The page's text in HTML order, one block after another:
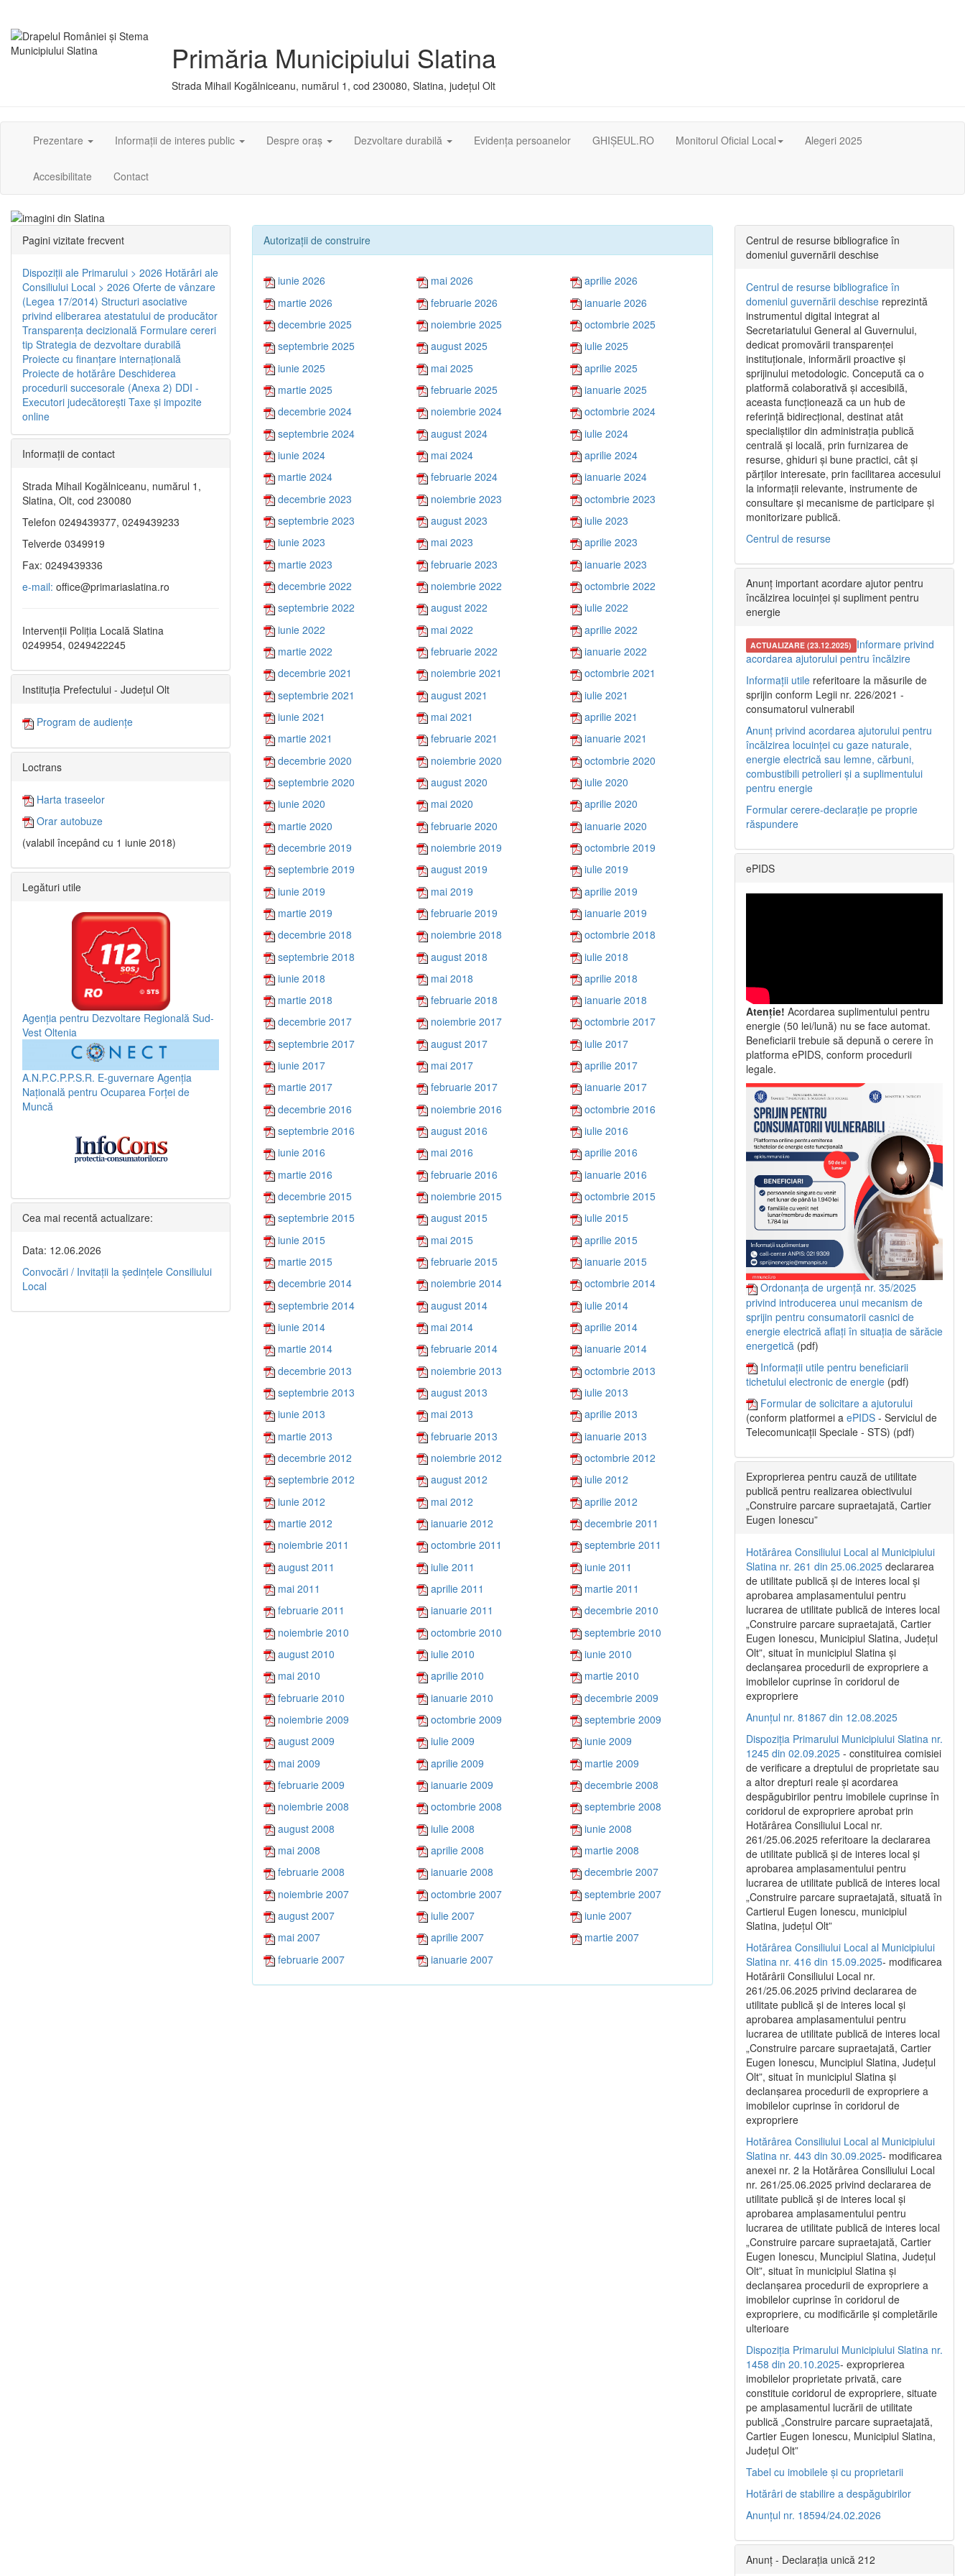
Primăria Municipiului Slatina
Strada Mihail Kogălniceanu, numărul 1, cod 230080, Slatina, județul Olt
Prezentare Informații de interes public Despre oraș Dezvoltare durabilă Evidența persoanelor GHIȘEUL.RO Monitorul Oficial Local Alegeri 2025
Accesibilitate Contact
Autorizaţii de construire
iunie 2026 mai 2026
aprilie 2026
martie 2026
februarie 2026
ianuarie 2026
decembrie 2025
noiembrie 2025
octombrie 2025
septembrie 2025
august 2025
iulie 2025
iunie 2025
mai 2025
aprilie 2025
martie 2025
februarie 2025
ianuarie 2025
decembrie 2024
noiembrie 2024
octombrie 2024
septembrie 2024
august 2024
iulie 2024
iunie 2024
mai 2024
aprilie 2024
martie 2024
februarie 2024
ianuarie 2024
decembrie 2023
noiembrie 2023
octombrie 2023
septembrie 2023
august 2023
iulie 2023
iunie 2023
mai 2023
aprilie 2023
martie 2023
februarie 2023
ianuarie 2023
decembrie 2022
noiembrie 2022
octombrie 2022
septembrie 2022
august 2022
iulie 2022
iunie 2022
mai 2022
aprilie 2022
martie 2022
februarie 2022
ianuarie 2022
decembrie 2021
noiembrie 2021
octombrie 2021
septembrie 2021
august 2021
iulie 2021
iunie 2021
mai 2021
aprilie 2021
martie 2021
februarie 2021
ianuarie 2021
decembrie 2020
noiembrie 2020
octombrie 2020
septembrie 2020
august 2020
iulie 2020
iunie 2020
mai 2020
aprilie 2020
martie 2020
februarie 2020
ianuarie 2020
decembrie 2019
noiembrie 2019
octombrie 2019
septembrie 2019
august 2019
iulie 2019
iunie 2019
mai 2019
aprilie 2019
martie 2019
februarie 2019
ianuarie 2019
decembrie 2018
noiembrie 2018
octombrie 2018
septembrie 2018
august 2018
iulie 2018
iunie 2018
mai 2018
aprilie 2018
martie 2018
februarie 2018
ianuarie 2018
decembrie 2017
noiembrie 2017
octombrie 2017
septembrie 2017
august 2017
iulie 2017
iunie 2017
mai 2017
aprilie 2017
martie 2017
februarie 2017
ianuarie 2017
decembrie 2016
noiembrie 2016
octombrie 2016
septembrie 2016
august 2016
iulie 2016
iunie 2016
mai 2016
aprilie 2016
martie 2016
februarie 2016
ianuarie 2016
decembrie 2015
noiembrie 2015
octombrie 2015
septembrie 2015
august 2015
iulie 2015
iunie 2015
mai 2015
aprilie 2015
martie 2015
februarie 2015
ianuarie 2015
decembrie 2014
noiembrie 2014
octombrie 2014
septembrie 2014
august 2014
iulie 2014
iunie 2014
mai 2014
aprilie 2014
martie 2014
februarie 2014
ianuarie 2014
decembrie 2013
noiembrie 2013
octombrie 2013
septembrie 2013
august 2013
iulie 2013
iunie 2013
mai 2013
aprilie 2013
martie 2013
februarie 2013
ianuarie 2013
decembrie 2012
noiembrie 2012
octombrie 2012
septembrie 2012
august 2012
iulie 2012
iunie 2012
mai 2012
aprilie 2012
martie 2012
ianuarie 2012
decembrie 2011
noiembrie 2011
octombrie 2011
septembrie 2011
august 2011
iulie 2011
iunie 2011
mai 2011
aprilie 2011
martie 2011
februarie 2011
ianuarie 2011
decembrie 2010
noiembrie 2010
octombrie 2010
septembrie 2010
august 2010
iulie 2010
iunie 2010
mai 2010
aprilie 2010
martie 2010
februarie 2010
ianuarie 2010
decembrie 2009
noiembrie 2009
octombrie 2009
septembrie 2009
august 2009
iulie 2009
iunie 2009
mai 2009
aprilie 2009
martie 2009
februarie 2009
ianuarie 2009
decembrie 2008
noiembrie 2008
octombrie 2008
septembrie 2008
august 2008
iulie 2008
iunie 2008
mai 2008
aprilie 2008
martie 2008
februarie 2008
ianuarie 2008
decembrie 2007
noiembrie 2007
octombrie 2007
septembrie 2007
august 2007
iulie 2007
iunie 2007
mai 2007
aprilie 2007
martie 2007
februarie 2007
ianuarie 2007
Pagini vizitate frecvent
Dispoziţii ale Primarului > 2026 Hotărâri ale
Consiliului Local > 2026 Oferte de vânzare
(Legea 17/2014) Structuri asociative
privind eliberarea atestatului de producător
Transparenţa decizională Formulare cereri
tip Strategia de dezvoltare durabilă
Proiecte cu finanţare internaţională
Proiecte de hotărâre Deschiderea
procedurii succesorale (Anexa 2) DDI -
Executori judecătorești Taxe şi impozite
online
Informaţii de contact
Strada Mihail Kogălniceanu, numărul 1,
Slatina, Olt, cod 230080
Telefon 0249439377, 0249439233
Telverde 0349919
Fax: 0249439336
e-mail: office@primariaslatina.ro
Intervenții Poliția Locală Slatina
0249954, 0249422245
Instituția Prefectului - Județul Olt
Program de audiențe
Loctrans
Harta traseelor
Orar autobuze
(valabil începând cu 1 iunie 2018)
Legături utile
Agenția pentru Dezvoltare Regională Sud-
Vest Oltenia
A.N.P.C.P.P.S.R. E-guvernare Agenția
Națională pentru Ocuparea Forței de
Muncă
Cea mai recentă actualizare:
Data: 12.06.2026
Convocări / Invitaţii la şedinţele Consiliului
Local
Centrul de resurse bibliografice în
domeniul guvernării deschise
Centrul de resurse bibliografice în
domeniul guvernării deschise reprezintă
instrumentul digital integrat al
Secretariatului General al Guvernului,
dedicat promovării transparenței
instituționale, informării proactive și
sprijinului metodologic. Concepută ca o
platformă colaborativă și accesibilă,
aceasta funcționează ca un hub de
referință bidirecțional, destinat atât
specialiștilor din administrația publică
centrală și locală, prin furnizarea de
resurse, ghiduri și bune practici, cât și
părților interesate, prin facilitarea accesului
la informații relevante, instrumente de
consultare și mecanisme de participare și
monitorizare publică.
Centrul de resurse
Anunț important acordare ajutor pentru
încălzirea locuinței și supliment pentru
energie
ACTUALIZARE (23.12.2025) Informare privind
acordarea ajutorului pentru încălzire
Informații utile referitoare la măsurile de
sprijin conform Legii nr. 226/2021 -
consumatorul vulnerabil
Anunț privind acordarea ajutorului pentru
încălzirea locuinței cu gaze naturale,
energie electrică sau lemne, cărbuni,
combustibili petrolieri și a suplimentului
pentru energie
Formular cerere-declarație pe proprie
răspundere
ePIDS
Atenție! Acordarea suplimentului pentru
energie (50 lei/lună) nu se face automat.
Beneficiarii trebuie să depună o cerere în
platforma ePIDS, conform procedurii
legale.
Ordonanța de urgență nr. 35/2025
privind introducerea unui mecanism de
sprijin pentru consumatorii casnici de
energie electrică aflați în situația de sărăcie
energetică (pdf)
Informații utile pentru beneficiarii
tichetului electronic de energie (pdf)
Formular de solicitare a ajutorului
(conform platformei a ePIDS - Serviciul de
Telecomunicații Speciale - STS) (pdf)
Exproprierea pentru cauză de utilitate
publică pentru realizarea obiectivului
„Construire parcare supraetajată, Cartier
Eugen Ionescu”
Hotărârea Consiliului Local al Municipiului
Slatina nr. 261 din 25.06.2025 declararea
de utilitate publică și de interes local și
aprobarea amplasamentului pentru
lucrarea de utilitate publică de interes local
„Construire parcare supraetajată, Cartier
Eugen Ionescu, Municipiul Slatina, Județul
Olt”, situat în municipiul Slatina și
declanșarea procedurii de expropriere a
imobilelor cuprinse în coridorul de
expropriere
Anunțul nr. 81867 din 12.08.2025
Dispoziția Primarului Municipiului Slatina nr.
1245 din 02.09.2025 - constituirea comisiei
de verificare a dreptului de proprietate sau
a altor drepturi reale și acordarea
despăgubirilor pentru imobilele cuprinse în
coridorul de expropriere aprobat prin
Hotărârea Consiliului Local nr.
261/25.06.2025 referitoare la declararea
de utilitate publică și de interes local și
aprobarea amplasamentului pentru
lucrarea de utilitate publică de interes local
„Construire parcare supraetajată, situată în
Cartierul Eugen Ionescu, municipiul
Slatina, județul Olt”
Hotărârea Consiliului Local al Municipiului
Slatina nr. 416 din 15.09.2025- modificarea
Hotărârii Consiliului Local nr.
261/25.06.2025 privind declararea de
utilitate publică și de interes local și
aprobarea amplasamentului pentru
lucrarea de utilitate publică de interes local
„Construire parcare supraetajată, Cartier
Eugen Ionescu, Muncipiul Slatina, Județul
Olt”, situat în municipiul Slatina și
declanșarea procedurii de expropriere a
imobilelor cuprinse în coridorul de
expropriere
Hotărârea Consiliului Local al Municipiului
Slatina nr. 443 din 30.09.2025- modificarea
anexei nr. 2 la Hotărârea Consiliului Local
nr. 261/25.06.2025 privind declararea de
utilitate publică şi de interes local şi
aprobarea amplasamentului pentru
lucrarea de utilitate publică de interes local
„Construire parcare supraetajată, Cartier
Eugen Ionescu, Muncipiul Slatina, Judeţul
Olt”, situat în municipiul Slatina şi
declanşarea procedurii de expropriere a
imobilelor cuprinse în coridorul de
expropriere, cu modificările şi completările
ulterioare
Dispoziția Primarului Municipiului Slatina nr.
1458 din 20.10.2025- exproprierea
imobilelor proprietate privată, care
constituie coridorul de expropriere, situate
pe amplasamentul lucrării de utilitate
publică „Construire parcare supraetajată,
Cartier Eugen Ionescu, Municipiul Slatina,
Județul Olt”
Tabel cu imobilele și cu proprietarii
Hotărâri de stabilire a despăgubirilor
Anunțul nr. 18594/24.02.2026
Anunț - Declarația unică 212